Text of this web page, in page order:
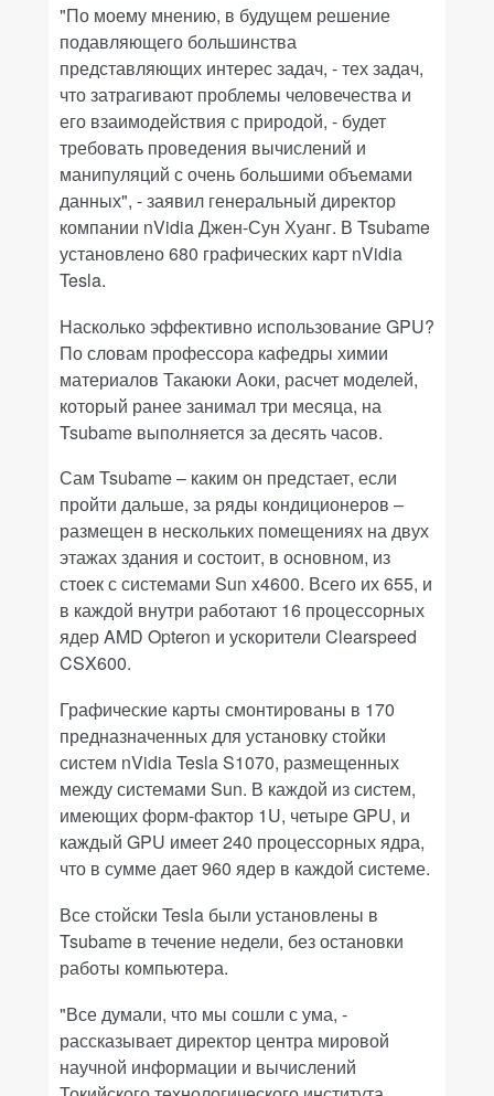
"По моему мнению, в будущем решение
подавляющего большинства
представляющих интерес задач, - тех задач,
что затрагивают проблемы человечества и
его взаимодействия с природой, - будет
требовать проведения вычислений и
манипуляций с очень большими объемами
данных", - заявил генеральный директор
компании nVidia Джен-Сун Хуанг. В Tsubame
установлено 680 графических карт nVidia
Tesla.
Насколько эффективно использование GPU?
По словам профессора кафедры химии
материалов Такаюки Аоки, расчет моделей,
который ранее занимал три месяца, на
Tsubame выполняется за десять часов.
Сам Tsubame – каким он предстает, если
пройти дальше, за ряды кондиционеров –
размещен в нескольких помещениях на двух
этажах здания и состоит, в основном, из
стоек с системами Sun x4600. Всего их 655, и
в каждой внутри работают 16 процессорных
ядер AMD Opteron и ускорители Clearspeed
CSX600.
Графические карты смонтированы в 170
предназначенных для установку стойки
систем nVidia Tesla S1070, размещенных
между системами Sun. В каждой из систем,
имеющих форм-фактор 1U, четыре GPU, и
каждый GPU имеет 240 процессорных ядра,
что в сумме дает 960 ядер в каждой системе.
Все стойски Tesla были установлены в
Tsubame в течение недели, без остановки
работы компьютера.
"Все думали, что мы сошли с ума, -
рассказывает директор центра мировой
научной информации и вычислений